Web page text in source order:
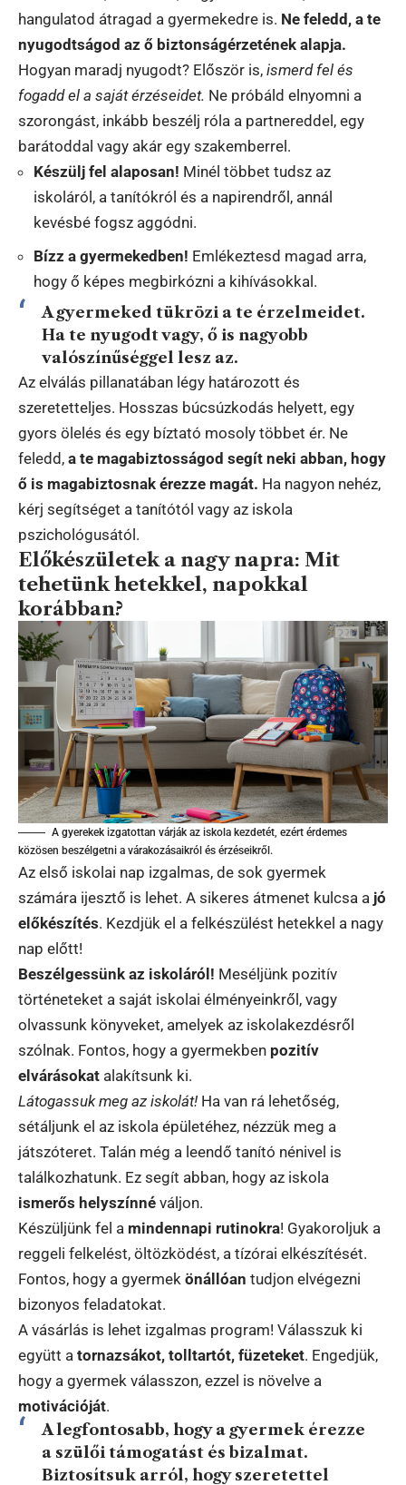
hangulatod átragad a gyermekedre is. Ne feledd, a te
nyugodtságod az ő biztonságérzetének alapja.
Hogyan maradj nyugodt? Először is, ismerd fel és
fogadd el a saját érzéseidet. Ne próbáld elnyomni a
szorongást, inkább beszélj róla a partnereddel, egy
barátoddal vagy akár egy szakemberrel.
Készülj fel alaposan! Minél többet tudsz az
iskoláról, a tanítókról és a napirendről, annál
kevésbé fogsz aggódni.
Bízz a gyermekedben! Emlékeztesd magad arra,
hogy ő képes megbirkózni a kihívásokkal.
A gyermeked tükrözi a te érzelmeidet.
Ha te nyugodt vagy, ő is nagyobb
valószínűséggel lesz az.
Az elválás pillanatában légy határozott és
szeretetteljes. Hosszas búcsúzkodás helyett, egy
gyors ölelés és egy bíztató mosoly többet ér. Ne
feledd, a te magabiztosságod segít neki abban, hogy
ő is magabiztosnak érezze magát. Ha nagyon nehéz,
kérj segítséget a tanítótól vagy az iskola
pszichológusától.
Előkészületek a nagy napra: Mit
tehetünk hetekkel, napokkal
korábban?
A gyerekek izgatottan várják az iskola kezdetét, ezért érdemes
közösen beszélgetni a várakozásaikról és érzéseikről.
Az első iskolai nap izgalmas, de sok gyermek
számára ijesztő is lehet. A sikeres átmenet kulcsa a jó
előkészítés. Kezdjük el a felkészülést hetekkel a nagy
nap előtt!
Beszélgessünk az iskoláról! Meséljünk pozitív
történeteket a saját iskolai élményeinkről, vagy
olvassunk könyveket, amelyek az iskolakezdésről
szólnak. Fontos, hogy a gyermekben pozitív
elvárásokat alakítsunk ki.
Látogassuk meg az iskolát! Ha van rá lehetőség,
sétáljunk el az iskola épületéhez, nézzük meg a
játszóteret. Talán még a leendő tanító nénivel is
találkozhatunk. Ez segít abban, hogy az iskola
ismerős helyszínné váljon.
Készüljünk fel a mindennapi rutinokra! Gyakoroljuk a
reggeli felkelést, öltözködést, a tízórai elkészítését.
Fontos, hogy a gyermek önállóan tudjon elvégezni
bizonyos feladatokat.
A vásárlás is lehet izgalmas program! Válasszuk ki
együtt a tornazsákot, tolltartót, füzeteket. Engedjük,
hogy a gyermek válasszon, ezzel is növelve a
motivációját.
A legfontosabb, hogy a gyermek érezze
a szülői támogatástés bizalmat.
Biztosítsuk arról, hogy szeretettel